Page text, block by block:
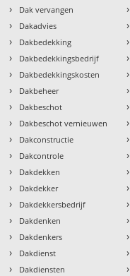
› Dak vervangen
› Dakadvies
› Dakbedekking
› Dakbedekkingsbedrijf
› Dakbedekkingskosten
› Dakbeheer
› Dakbeschot
› Dakbeschot vernieuwen
› Dakconstructie
› Dakcontrole
› Dakdekken
› Dakdekker
› Dakdekkersbedrijf
› Dakdenken
› Dakdenkers
› Dakdienst
› Dakdiensten
›
›
›
›
›
›
›
›
›
›
›
›
›
›
›
›
›